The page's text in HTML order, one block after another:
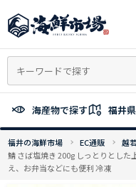
ン
ン
へ
ッ
プ
海産物で探す 福井
福井の海鮮市場 EC通販 越
鯖 さば塩焼き 200g しっとりとし
え、お弁当などにも便利 冷凍